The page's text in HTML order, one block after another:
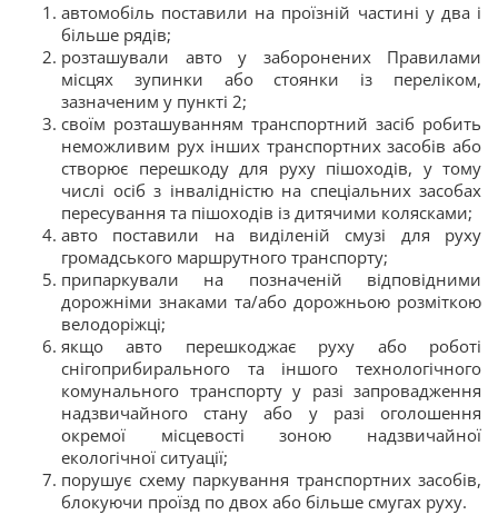
автомобіль поставили на проїзній частині у два і
більше рядів;
розташували авто у заборонених Правилами
місцях зупинки або стоянки із переліком,
зазначеним у пункті 2;
своїм розташуванням транспортний засіб робить
неможливим рух інших транспортних засобів або
створює перешкоду для руху пішоходів, у тому
числі осіб з інвалідністю на спеціальних засобах
пересування та пішоходів із дитячими колясками;
авто поставили на виділеній смузі для руху
громадського маршрутного транспорту;
припаркували на позначеній відповідними
дорожніми знаками та/або дорожньою розміткою
велодоріжці;
якщо авто перешкоджає руху або роботі
снігоприбирального та іншого технологічного
комунального транспорту у разі запровадження
надзвичайного стану або у разі оголошення
окремої місцевості зоною надзвичайної
екологічної ситуації;
порушує схему паркування транспортних засобів,
блокуючи проїзд по двох або більше смугах руху.